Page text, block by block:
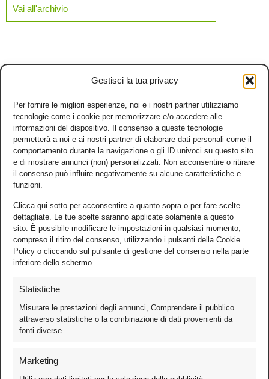
Gestisci la tua privacy
Per fornire le migliori esperienze, noi e i nostri partner utilizziamo
tecnologie come i cookie per memorizzare e/o accedere alle
informazioni del dispositivo. Il consenso a queste tecnologie
permetterà a noi e ai nostri partner di elaborare dati personali come il
comportamento durante la navigazione o gli ID univoci su questo sito
e di mostrare annunci (non) personalizzati. Non acconsentire o ritirare
il consenso può influire negativamente su alcune caratteristiche e
funzioni.
Clicca qui sotto per acconsentire a quanto sopra o per fare scelte
dettagliate. Le tue scelte saranno applicate solamente a questo
sito. È possibile modificare le impostazioni in qualsiasi momento,
compreso il ritiro del consenso, utilizzando i pulsanti della Cookie
Policy o cliccando sul pulsante di gestione del consenso nella parte
inferiore dello schermo.
Statistiche
Misurare le prestazioni degli annunci, Comprendere il pubblico
attraverso statistiche o la combinazione di dati provenienti da
fonti diverse.
Marketing
Vai all'archivio